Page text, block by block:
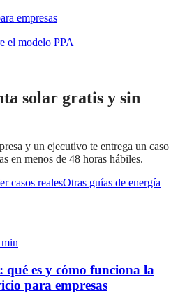
empresas
el modelo PPA
solar gratis y sin
y un ejecutivo te entrega un caso
en menos de 48 horas hábiles.
casos realesOtras guías de energía
min
qué es y cómo funciona la
para empresas